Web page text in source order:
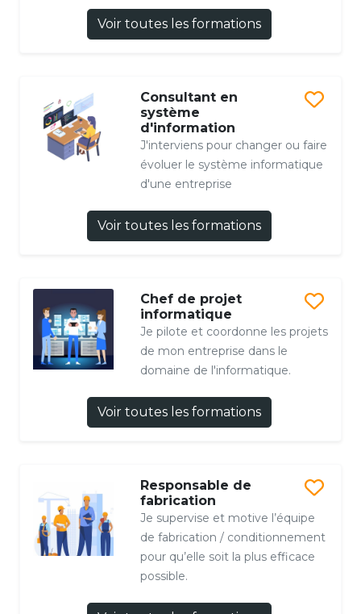
Voir toutes les formations
Consultant en
système
d'information
J'interviens pour changer ou faire
évoluer le système informatique
d'une entreprise
Voir toutes les formations
Chef de projet
informatique
Je pilote et coordonne les projets
de mon entreprise dans le
domaine de l'informatique.
Voir toutes les formations
Responsable de
fabrication
Je supervise et motive l’équipe
de fabrication / conditionnement
pour qu’elle soit la plus efficace
possible.